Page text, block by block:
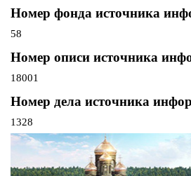
Номер фонда источника
58
Номер описи источника
18001
Номер дела источника
1328